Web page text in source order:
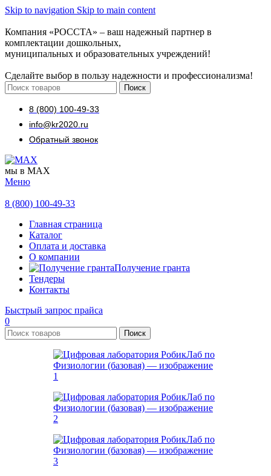
Skip to navigation Skip to main content
Компания «РОССТА» – ваш надежный партнер в
комплектации дошкольных,
муниципальных и образовательных учреждений!
Сделайте выбор в пользу надежности и профессионализма!
Поиск
8 (800) 100-49-33
info@kr2020.ru
Обратный звонок
мы в MAX
Меню
8 (800) 100-49-33
Главная страница
Каталог
Оплата и доставка
О компании
Получение гранта
Тендеры
Контакты
Быстрый запрос прайса
0
Поиск